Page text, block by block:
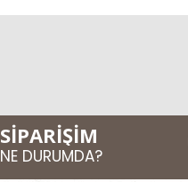
SİPARİŞİM
NE DURUMDA?